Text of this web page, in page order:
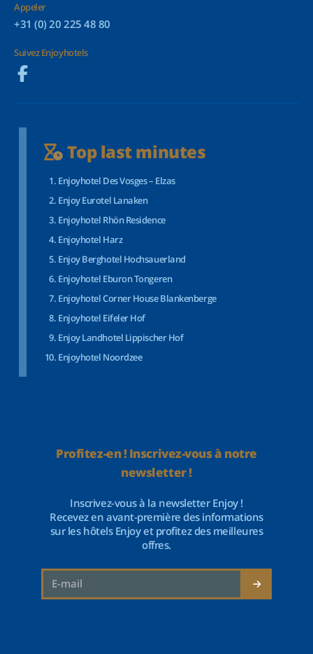
Appeler
+31 (0) 20 225 48 80
Suivez Enjoyhotels
Top last minutes
Enjoyhotel Des Vosges – Elzas
Enjoy Eurotel Lanaken
Enjoyhotel Rhön Residence
Enjoyhotel Harz
Enjoy Berghotel Hochsauerland
Enjoyhotel Eburon Tongeren
Enjoyhotel Corner House Blankenberge
Enjoyhotel Eifeler Hof
Enjoy Landhotel Lippischer Hof
Enjoyhotel Noordzee
Profitez-en ! Inscrivez-vous à notre
newsletter !
Inscrivez-vous à la newsletter Enjoy !
Recevez en avant-première des informations
sur les hôtels Enjoy et profitez des meilleures
offres.